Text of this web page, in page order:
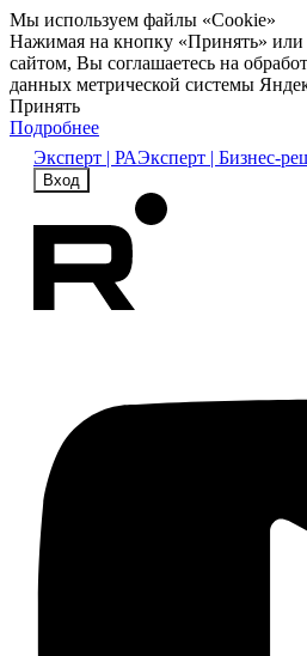
Мы используем файлы «Cookie»
Нажимая на кнопку «Принять» или
сайтом, Вы соглашаетесь на
данных метрической системы
Принять
Подробнее
Эксперт | РАЭксперт | Бизнес-
Вход